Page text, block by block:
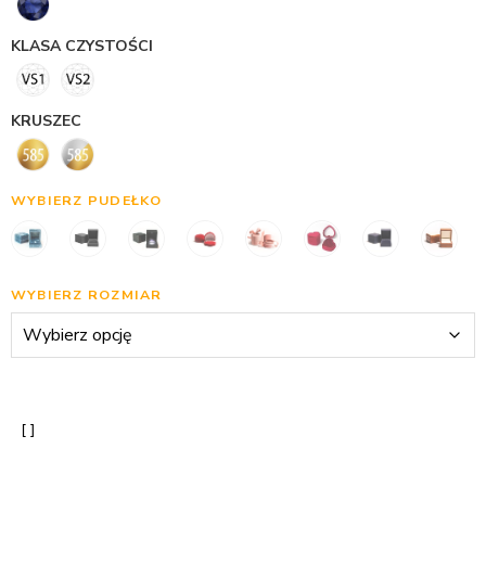
KLASA CZYSTOŚCI
KRUSZEC
WYBIERZ PUDEŁKO
WYBIERZ ROZMIAR